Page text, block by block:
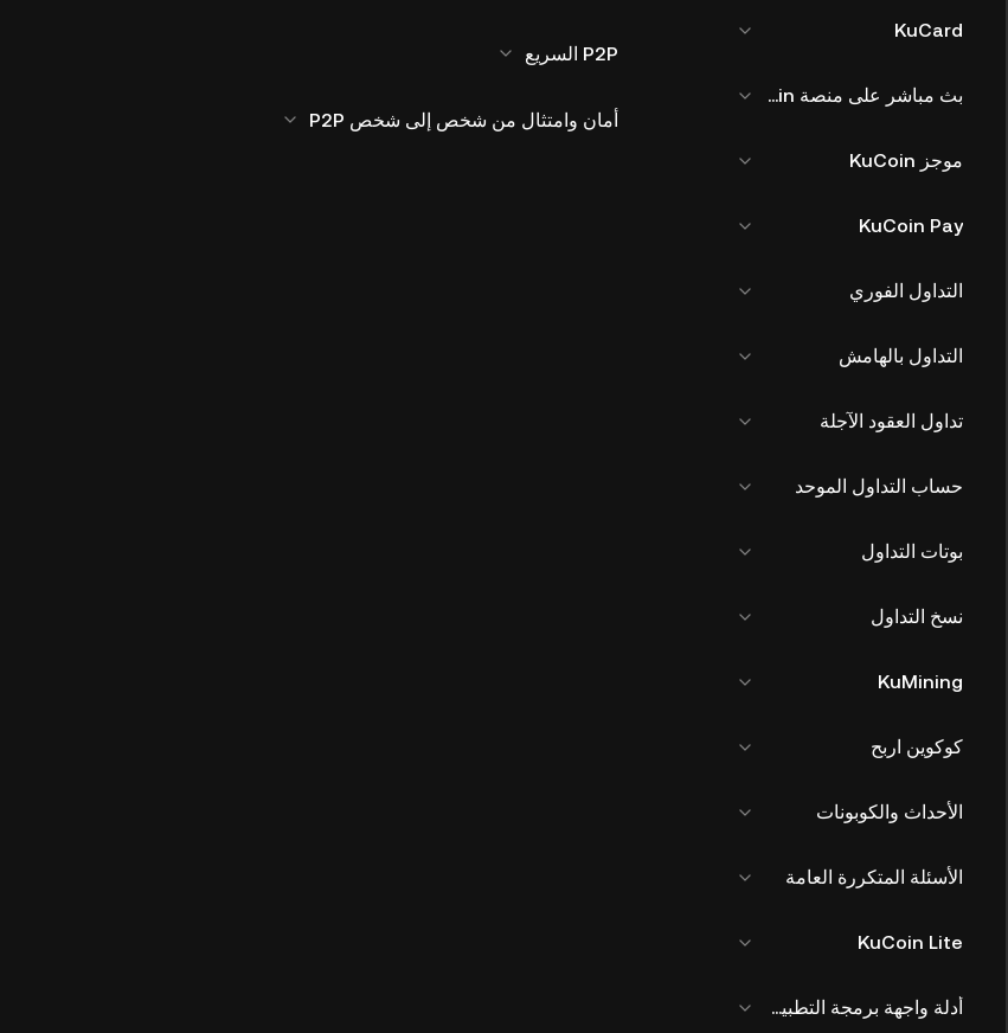
KuCard
بث مباشر على منصة KuCoin
موجز KuCoin
KuCoin Pay
التداول الفوري
التداول بالهامش
تداول العقود الآجلة
حساب التداول الموحد
بوتات التداول
نسخ التداول
KuMining
كوكوين اربح
الأحداث والكوبونات
الأسئلة المتكررة العامة
KuCoin Lite
أدلة واجهة برمجة التطبيقات
P2P السريع
أمان وامتثال من شخص إلى شخص P2P